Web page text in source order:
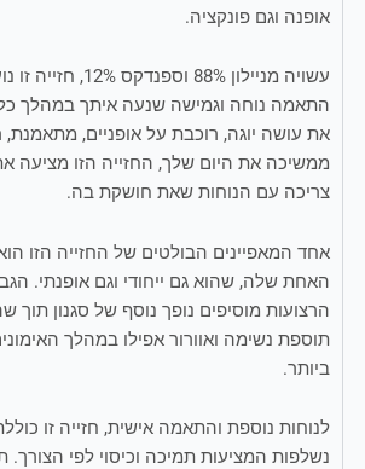
אופנה וגם פונקציה.
עשויה מניילון 88% וספנדקס
התאמה נוחה וגמישה שנעה איתך במהלך כל
את עושה יוגה, רוכבת על אופניים, מתאמנת,
ממשיכה את היום שלך, החזייה הזו מציעה
צריכה עם הנוחות שאת חושקת בה.
אחד המאפיינים הבולטים של החזייה הזו
האחת שלה, שהוא גם ייחודי וגם אופנתי. הגב
הרצועות מוסיפים נופך נוסף של סגנון תוך
תוספת נשימה ואוורור אפילו במהלך
ביותר.
לנוחות נוספת והתאמה אישית, חזייה זו
נשלפות המציעות תמיכה וכיסוי לפי הצורך.